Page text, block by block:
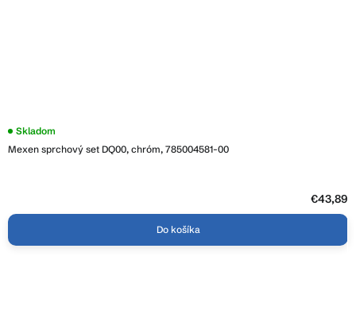
Mexen sprchový set DQ00, chróm, 785004581-00
Skladom
€43,89
Do košíka